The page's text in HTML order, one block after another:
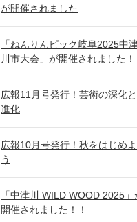
が開催されました
「ねんりんピック岐阜2025中
川市大会」が開催されました！
広報11月号発行！芸術の深化と
進化
広報10月号発行！秋をはじめよ
う
「中津川 WILD WOOD 2025」
開催されました！！